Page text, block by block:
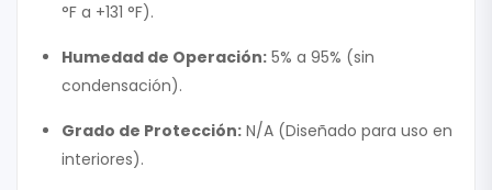
°F a +131 °F).
Humedad de Operación: 5% a 95% (sin
condensación).
Grado de Protección: N/A (Diseñado para uso en
interiores).